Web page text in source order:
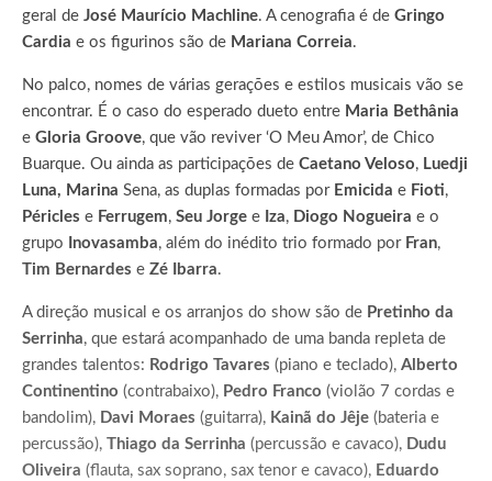
geral de José Maurício Machline. A cenografia é de Gringo
Cardia e os figurinos são de Mariana Correia.
No palco, nomes de várias gerações e estilos musicais vão se
encontrar. É o caso do esperado dueto entre Maria Bethânia
e Gloria Groove, que vão reviver ‘O Meu Amor’, de Chico
Buarque. Ou ainda as participações de Caetano Veloso, Luedji
Luna, Marina Sena, as duplas formadas por Emicida e Fioti,
Péricles e Ferrugem, Seu Jorge e Iza, Diogo Nogueira e o
grupo
Inovasamba, além do inédito trio formado por Fran,
Tim Bernardes e Zé Ibarra.
A direção musical e os arranjos do show são de Pretinho da
Serrinha, que estará acompanhado de uma banda repleta de
grandes talentos: Rodrigo Tavares (piano e teclado), Alberto
Continentino (contrabaixo), Pedro Franco (violão 7 cordas e
bandolim), Davi Moraes (guitarra), Kainã do Jêje (bateria e
percussão), Thiago da Serrinha (percussão e cavaco), Dudu
Oliveira (flauta, sax soprano, sax tenor e cavaco), Eduardo